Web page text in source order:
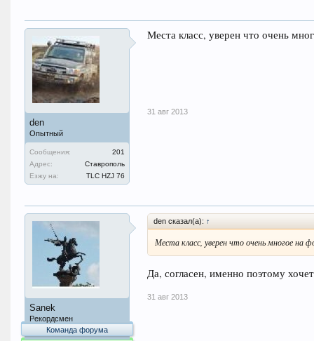
den
Опытный
Сообщения:
201
Адрес:
Ставрополь
Езжу на:
TLC HZJ 76
Места класс, уверен что очень
31 авг 2013
Sanek
Рекордсмен
Команда форума
den сказал(а): ↑
Места класс, уверен что очень многое на
Да, согласен, именно поэтому
31 авг 2013